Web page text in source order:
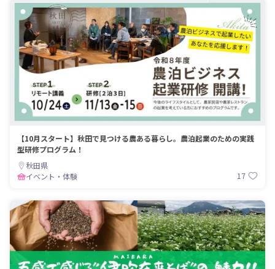
【10月スタート】秋田で見つける農ある暮らし。農泊起業のための実践
型研修プログラム！
秋田県
イベント・体験
17